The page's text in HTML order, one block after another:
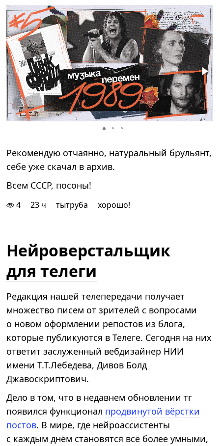
Рекомендую отчаянно, натуральный брульянт,
себе уже скачал в архив.
Всем СССР, посоны!
4 23 ч тытруба хорошо!
Нейроверстальщик
для телеги
Редакция нашей телепередачи получает
множество писем от зрителей с вопросами
о новом оформлении репостов из блога,
которые публикуются в Телеге. Сегодня на них
ответит заслуженный вебдизайнер НИИ
имени Т.Т.Лебедева, Дивов Болд
Джавоскриптович.
Дело в том, что в недавнем обновлении тг
появился функционал продвинутой вёрстки
постов. В мире, где нейроассистенты
с каждым днём становятся всё более умными,